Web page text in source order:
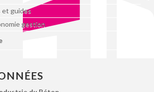
et guides
gestion